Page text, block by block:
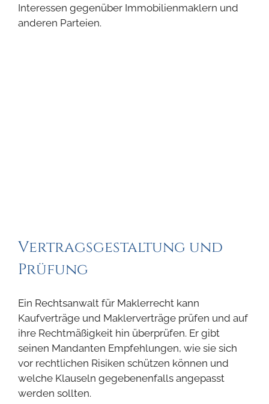
Interessen gegenüber Immobilienmaklern und
anderen Parteien.
Vertragsgestaltung und
Prüfung
Ein Rechtsanwalt für Maklerrecht kann
Kaufverträge und Maklerverträge prüfen und auf
ihre Rechtmäßigkeit hin überprüfen. Er gibt
seinen Mandanten Empfehlungen, wie sie sich
vor rechtlichen Risiken schützen können und
welche Klauseln gegebenenfalls angepasst
werden sollten.